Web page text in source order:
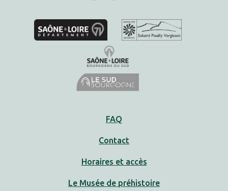
FAQ
Contact
Horaires et accès
Le Musée de préhistoire